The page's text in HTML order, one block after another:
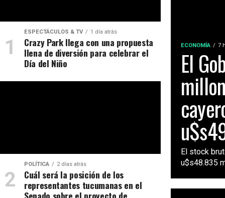
ECONOMÍA 7
El
El stock
u$s48.835
ESPECTÁCULOS & TV 1 día atrás
Crazy Park llega con una propuesta
llena de diversión para celebrar el
Día del Niño
POLÍTICA 2 días atrás
Cuál será la posición de los
representantes tucumanas en el